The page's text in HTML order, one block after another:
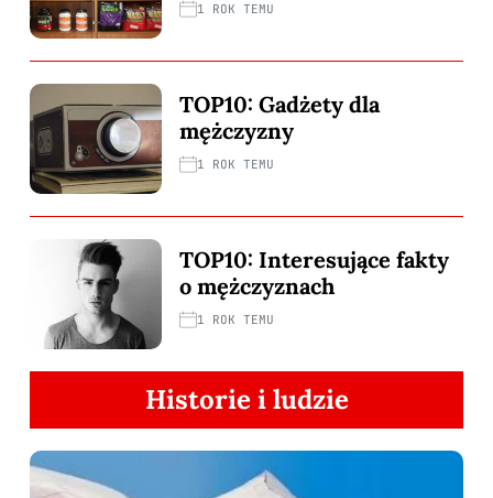
1 ROK TEMU
TOP10: Gadżety dla
mężczyzny
1 ROK TEMU
TOP10: Interesujące fakty
o mężczyznach
1 ROK TEMU
Historie i ludzie